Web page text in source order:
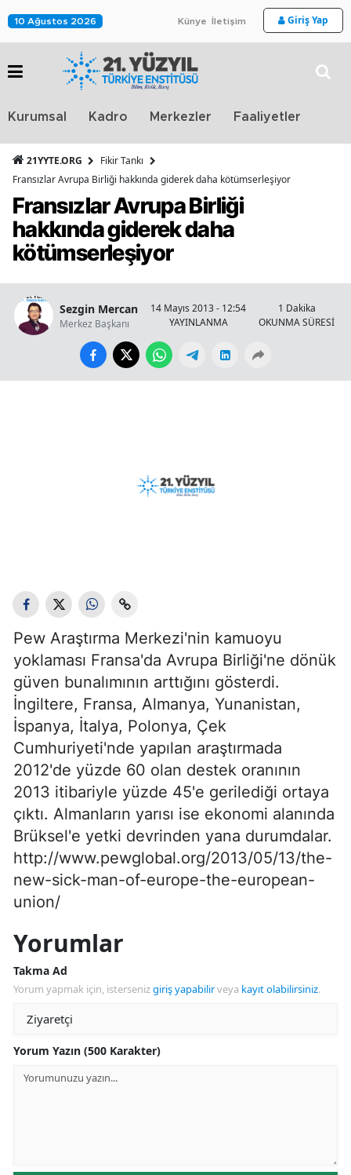
10 Ağustos 2026 Künye İletişim Giriş Yap
Kurumsal Kadro Merkezler Faaliyetler
21YYTE.ORG
Fikir Tankı
Fransızlar Avrupa Birliği hakkında giderek daha kötümserleşiyor
Fransızlar Avrupa Birliği
hakkında giderek daha
kötümserleşiyor
Sezgin Mercan
Merkez Başkanı
14 Mayıs 2013 - 12:54
YAYINLANMA
1 Dakika
OKUNMA SÜRESİ
Pew Araştırma Merkezi'nin kamuoyu
yoklaması Fransa'da Avrupa Birliği'ne dönük
güven bunalımının arttığını gösterdi.
İngiltere, Fransa, Almanya, Yunanistan,
İspanya, İtalya, Polonya, Çek
Cumhuriyeti'nde yapılan araştırmada
2012'de yüzde 60 olan destek oranının
2013 itibariyle yüzde 45'e gerilediği ortaya
çıktı. Almanların yarısı ise ekonomi alanında
Brüksel'e yetki devrinden yana durumdalar.
http://www.pewglobal.org/2013/05/13/the-
new-sick-man-of-europe-the-european-
union/
Yorumlar
Takma Ad
Yorum yapmak için, istersenizgiriş yapabilirveya kayıt olabilirsiniz.
Yorum Yazın (500 Karakter)